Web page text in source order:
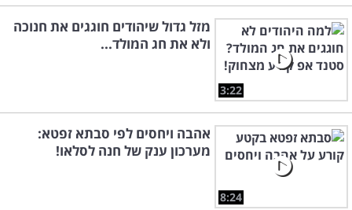
3:22
מזל גדול שיהודים חוגגים את חנוכה
ולא את חג המולד...
8:24
אהבה ויחסים לפי סבתא זפטא:
מערכון ענק של חנה לסלאו!